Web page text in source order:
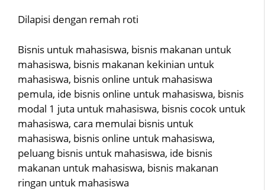
Dilapisi dengan remah roti
Bisnis untuk mahasiswa, bisnis makanan untuk
mahasiswa, bisnis makanan kekinian untuk
mahasiswa, bisnis online untuk mahasiswa
pemula, ide bisnis online untuk mahasiswa, bisnis
modal 1 juta untuk mahasiswa, bisnis cocok untuk
mahasiswa, cara memulai bisnis untuk
mahasiswa, bisnis online untuk mahasiswa,
peluang bisnis untuk mahasiswa, ide bisnis
makanan untuk mahasiswa, bisnis makanan
ringan untuk mahasiswa